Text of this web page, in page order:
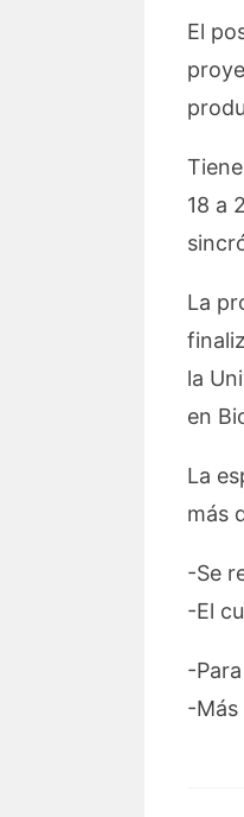
El
18 a
La
la
en
La
más
-Se
-El
-
-